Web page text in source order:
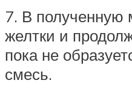
7. В полученную
желтки и
пока не
смесь.